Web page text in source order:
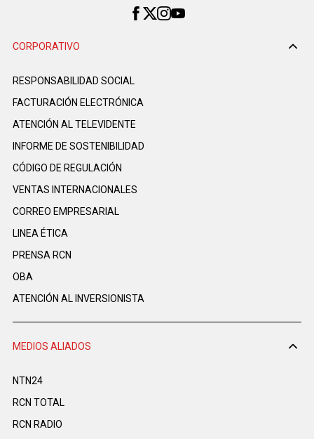
CORPORATIVO
RESPONSABILIDAD SOCIAL
FACTURACIÓN ELECTRÓNICA
ATENCIÓN AL TELEVIDENTE
INFORME DE SOSTENIBILIDAD
CÓDIGO DE REGULACIÓN
VENTAS INTERNACIONALES
CORREO EMPRESARIAL
LINEA ÉTICA
PRENSA RCN
OBA
ATENCIÓN AL INVERSIONISTA
MEDIOS ALIADOS
NTN24
RCN TOTAL
RCN RADIO